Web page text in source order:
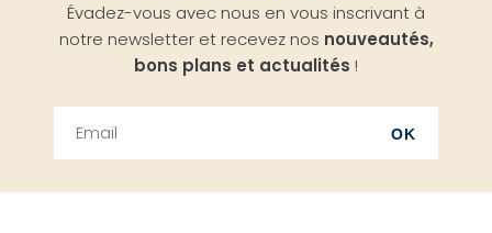
Évadez-vous avec nous en vous inscrivant à
notre newsletter et recevez nos nouveautés,
bons plans et actualités !
OK